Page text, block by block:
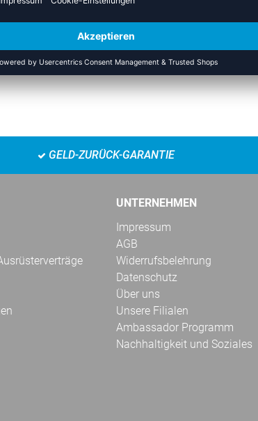
ANGESEHEN
GELD-ZURÜCK-GARANTIE
UNTERNEHMEN
Impressum
AGB
Widerrufsbelehrung
Datenschutz
Über uns
Unsere Filialen
Ambassador Programm
Nachhaltigkeit und Soziales